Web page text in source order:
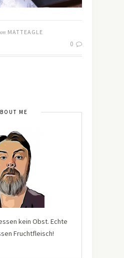
MATTEAGLE
0
ME
kein Obst. Echte
Fruchtfleisch!